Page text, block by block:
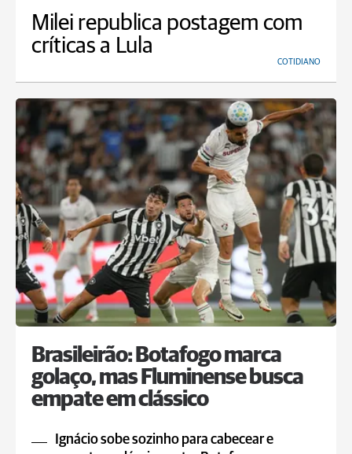
Milei republica postagem com
críticas a Lula
COTIDIANO
Brasileirão: Botafogo marca
golaço, mas Fluminense busca
empate em clássico
Ignácio sobe sozinho para cabecear e